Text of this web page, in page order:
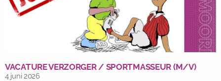
VACATURE VERZORGER / SPORTMASSEUR (M/V)
4 juni 2026